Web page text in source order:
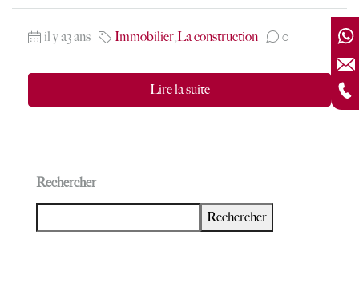
il y a3 ans Immobilier,La construction 0
Lire la suite
Rechercher
Rechercher